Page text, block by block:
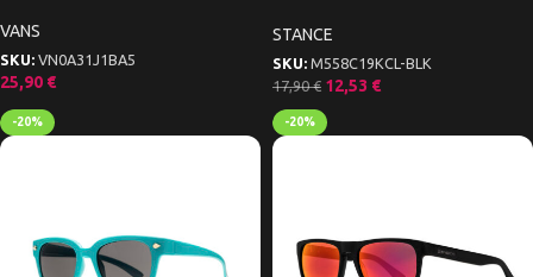
VANS
SKU: VN0A31J1BA5
25,90 €
STANCE
SKU: M558C19KCL-BLK
17,90€ 12,53 €
-20% -20%